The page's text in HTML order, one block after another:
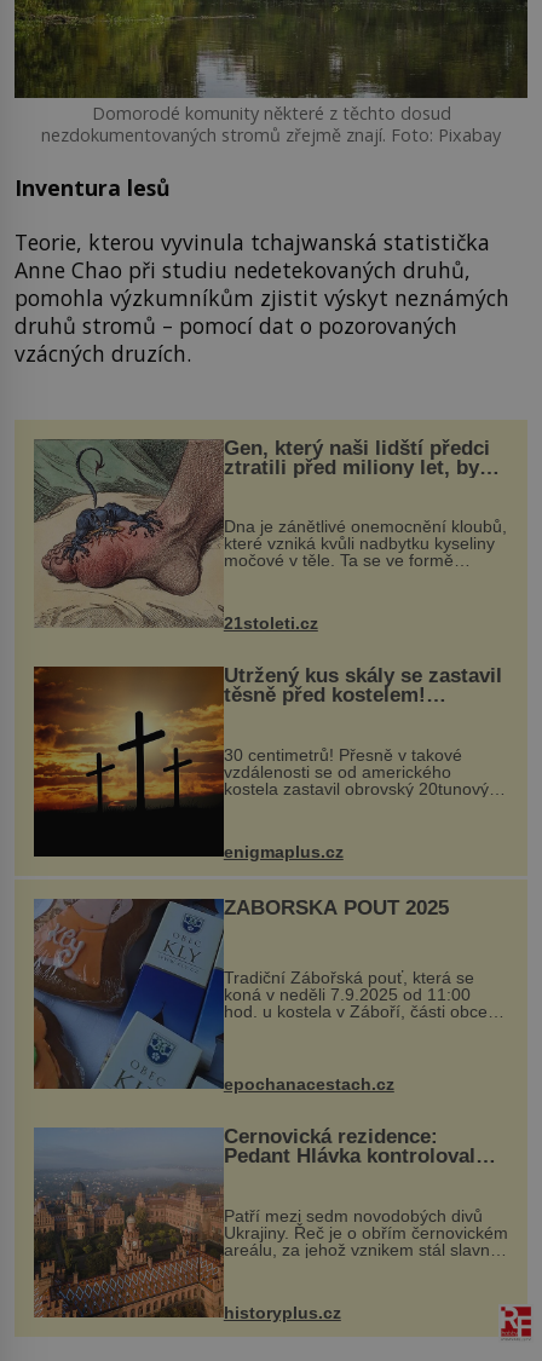
Domorodé komunity některé z těchto dosud
nezdokumentovaných stromů zřejmě znají. Foto: Pixabay
Inventura lesů
Teorie, kterou vyvinula tchajwanská statistička
Anne Chao při studiu nedetekovaných druhů,
pomohla výzkumníkům zjistit výskyt neznámých
druhů stromů – pomocí dat o pozorovaných
vzácných druzích.
Gen, který naši lidští předci
ztratili před miliony let, by
mohl pomoci s léčbou
„nemoci králů“
Dna je zánětlivé onemocnění kloubů,
které vzniká kvůli nadbytku kyseliny
močové v těle. Ta se ve formě
nohou, a způsobuje bole...
21stoleti.cz
Utržený kus skály se zastavil
těsně před kostelem!
Ochránila ho boží síla?
30 centimetrů! Přesně v takové
vzdálenosti se od amerického
kostela zastavil obrovský 20tunový
...
enigmaplus.cz
ZÁBOŘSKÁ POUŤ 2025
Tradiční Zábořská pouť, která se
koná v neděli 7.9.2025 od 11:00
hod. u kostela v Záboří, části obce
Kly u Mělníka. V programu naleznete
komentovanou prohlídku kostela,
epochanacestach.cz
Černovická rezidence:
Pedant Hlávka kontroloval
Patří mezi sedm novodobých divů
Ukrajiny. Řeč je o obřím černovickém
areálu, za jehož vznikem stál slavný
český architekt Josef Hlávka. Ten si
na něm dal mimořádně záležet. Jeho
historyplus.cz